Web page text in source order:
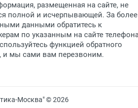
размещенная на сайте, не
полной и исчерпывающей. За более
данными обратитесь к
по указанным на сайте
функцией обратного
и мы сами вам перезвоним.
Москва" © 2026